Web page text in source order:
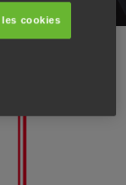
cookies